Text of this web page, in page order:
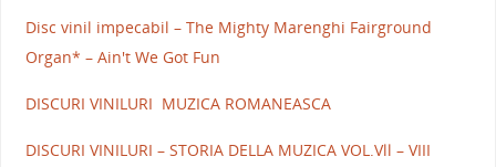
Disc vinil impecabil – The Mighty Marenghi Fairground
Organ* – Ain't We Got Fun
DISCURI VINILURI MUZICA ROMANEASCA
DISCURI VINILURI – STORIA DELLA MUZICA VOL.Vll – VIII